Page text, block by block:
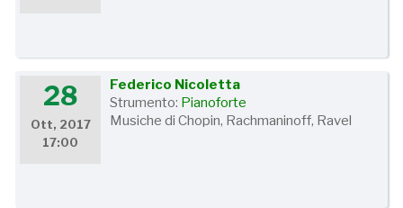
28
Ott, 2017
17:00
Federico Nicoletta
Strumento: Pianoforte
Musiche di Chopin, Rachmaninoff, Ravel